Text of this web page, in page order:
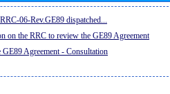
06-Rev.GE89 dispatched...
on the RRC to review the GE89 Agreement
Agreement - Consultation